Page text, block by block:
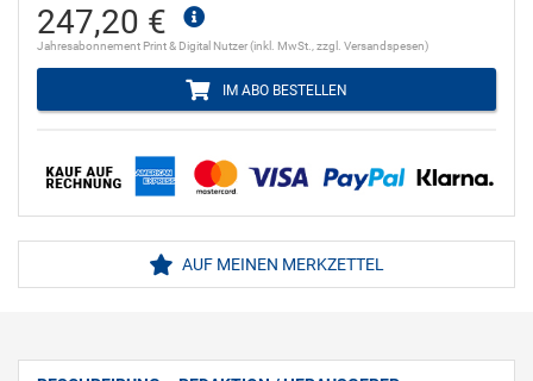
247,20 €
Jahresabonnement Print & Digital Nutzer (inkl. MwSt., zzgl. Versandspesen)
IM ABO BESTELLEN
AUF MEINEN MERKZETTEL